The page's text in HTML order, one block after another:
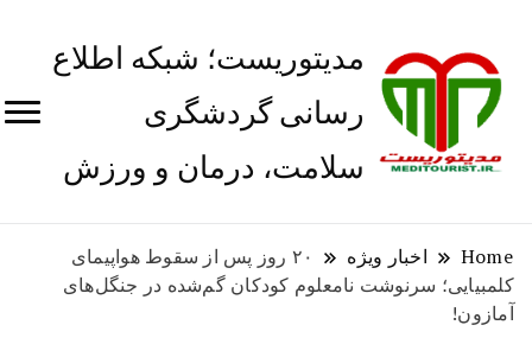
مدیتوریست؛ شبکه اطلاع
رسانی گردشگری
سلامت، درمان و ورزش
Home اخبار ویژه
۲۰ روز پس از سقوط هواپیمای
کلمبیایی؛ سرنوشت نامعلوم کودکان گم‌شده در جنگل‌های
آمازون!